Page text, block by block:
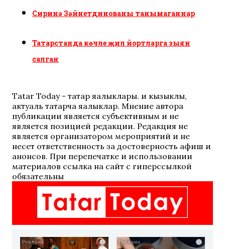
Сиринә Зәйнетдинованы танымаганнар
Татарстанда көчле җил йортларга зыян
салган
Tatar Today - татар яңалыклары. иң кызыклы,
актуаль татарча яңалыклар. Мнение автора
публикации является субъективным и не
является позицией редакции. Редакция не
является организатором мероприятий и не
несет ответственность за достоверность афиш и
анонсов. При перепечатке и использовании
материалов ссылка на сайт с гиперссылкой
обязательны
i i